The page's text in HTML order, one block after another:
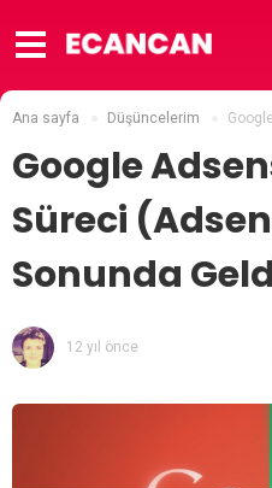
Ana sayfa Düşüncelerim
Google
Süreci
Sonunda
12 yıl önce